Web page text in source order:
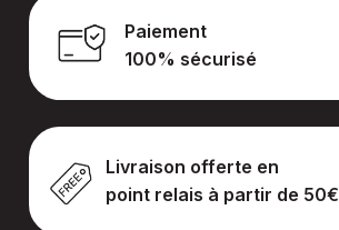
Paiement
100% sécurisé
Livraison offerte en
point relais à partir de 50€